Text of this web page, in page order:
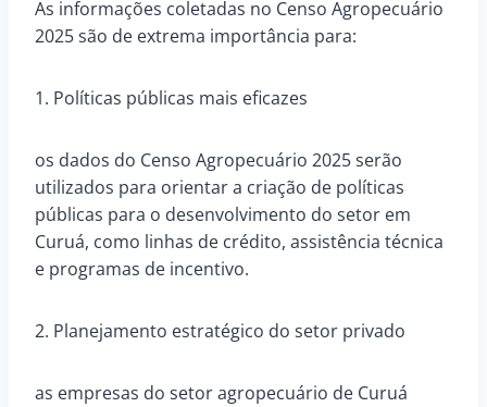
As informações coletadas no Censo Agropecuário
2025 são de extrema importância para:
1. Políticas públicas mais eficazes
os dados do Censo Agropecuário 2025 serão
utilizados para orientar a criação de políticas
públicas para o desenvolvimento do setor em
Curuá, como linhas de crédito, assistência técnica
e programas de incentivo.
2. Planejamento estratégico do setor privado
as empresas do setor agropecuário de Curuá